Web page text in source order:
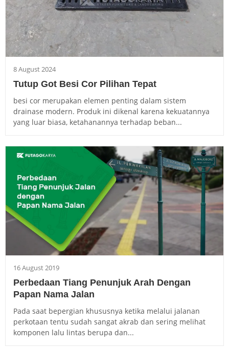
8 August 2024
Tutup Got Besi Cor Pilihan Tepat
besi cor merupakan elemen penting dalam sistem
drainase modern. Produk ini dikenal karena kekuatannya
yang luar biasa, ketahanannya terhadap beban...
16 August 2019
Perbedaan Tiang Penunjuk Arah Dengan
Papan Nama Jalan
Pada saat bepergian khususnya ketika melalui jalanan
perkotaan tentu sudah sangat akrab dan sering melihat
komponen lalu lintas berupa dan...